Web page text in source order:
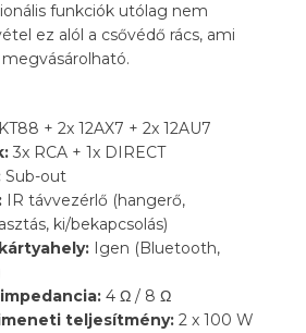
funkciók utólag nem
ez alól a csővédő rács, ami
+ 2x 12AX7 + 2x 12AU7
3x RCA + 1x DIRECT
Sub-out
IR távvezérlő (hangerő,
ki/bekapcsolás)
Igen (Bluetooth,
4 Ω / 8 Ω
teljesítmény: 2 x 100 W